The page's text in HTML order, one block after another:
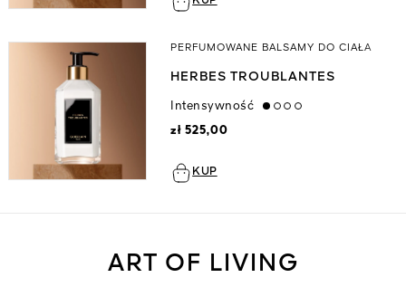
PERFUMOWANE BALSAMY DO CIAŁA
HERBES TROUBLANTES
Intensywność low
zł 525,00
KUP
ART OF LIVING